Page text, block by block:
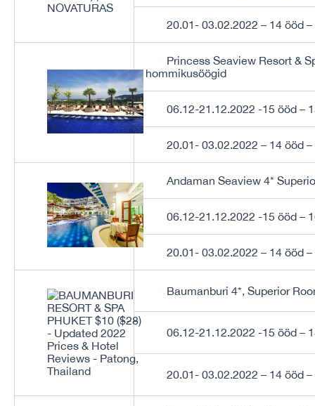
20.01- 03.02.2022 – 14 ööd
Princess Seaview Resort &
hommikusöögid
06.12-21.12.2022 -15 ööd –
20.01- 03.02.2022 – 14 ööd
Andaman Seaview 4*
06.12-21.12.2022 -15 ööd –
20.01- 03.02.2022 – 14 ööd
Baumanburi 4*, Superior
06.12-21.12.2022 -15 ööd –
20.01- 03.02.2022 – 14 ööd